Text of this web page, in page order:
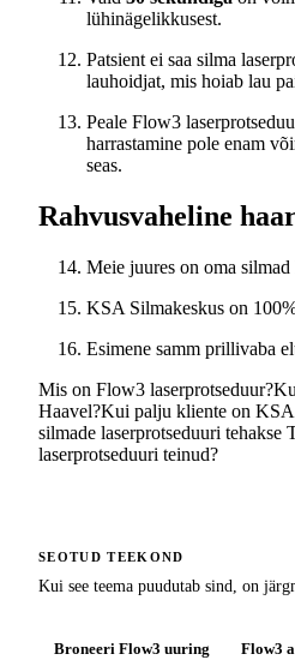
lühinägelikkusest.
Patsient ei saa silma
lauhoidjat, mis hoiab lau
Peale Flow3
harrastamine pole enam
seas.
Rahvusvaheline
Meie juures on oma
KSA Silmakeskus on
Esimene samm prillivaba
Mis on Flow3 laserprotseduur?
Haavel?Kui palju kliente on KSA
silmade laserprotseduuri tehakse
laserprotseduuri teinud?
SEOTUD TEEKOND
Kui see teema puudutab sind, on
Broneeri Flow3 uuring Flow3